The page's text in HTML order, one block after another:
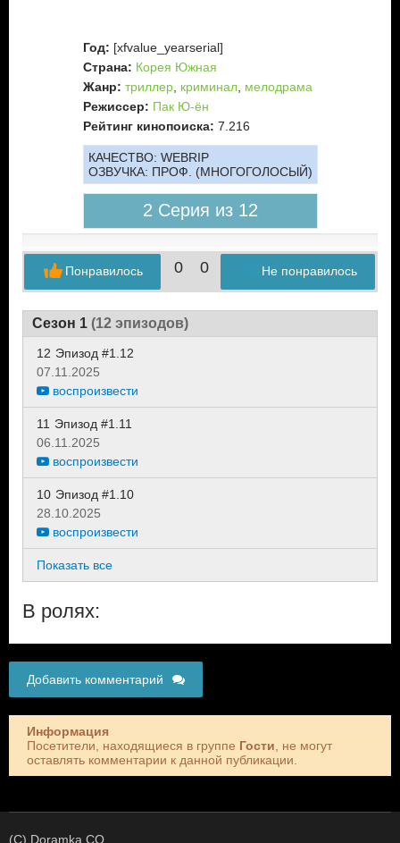
Год: [xfvalue_yearserial]
Страна: Корея Южная
Жанр: триллер, криминал, мелодрама
Режиссер: Пак Ю-ён
Рейтинг кинопоиска: 7.216
КАЧЕСТВО: WEBRIP
ОЗВУЧКА: ПРОФ. (МНОГОГОЛОСЫЙ)
2 Серия из 12
0 0 Не понравилось
Понравилось
Сезон 1 (12 эпизодов)
12 Эпизод #1.12
07.11.2025
воспроизвести
11 Эпизод #1.11
06.11.2025
воспроизвести
10 Эпизод #1.10
28.10.2025
воспроизвести
Показать все
В ролях:
Добавить комментарий
Информация
Посетители, находящиеся в группе Гости , не могут
оставлять комментарии к данной публикации.
(C) Doramka.CO